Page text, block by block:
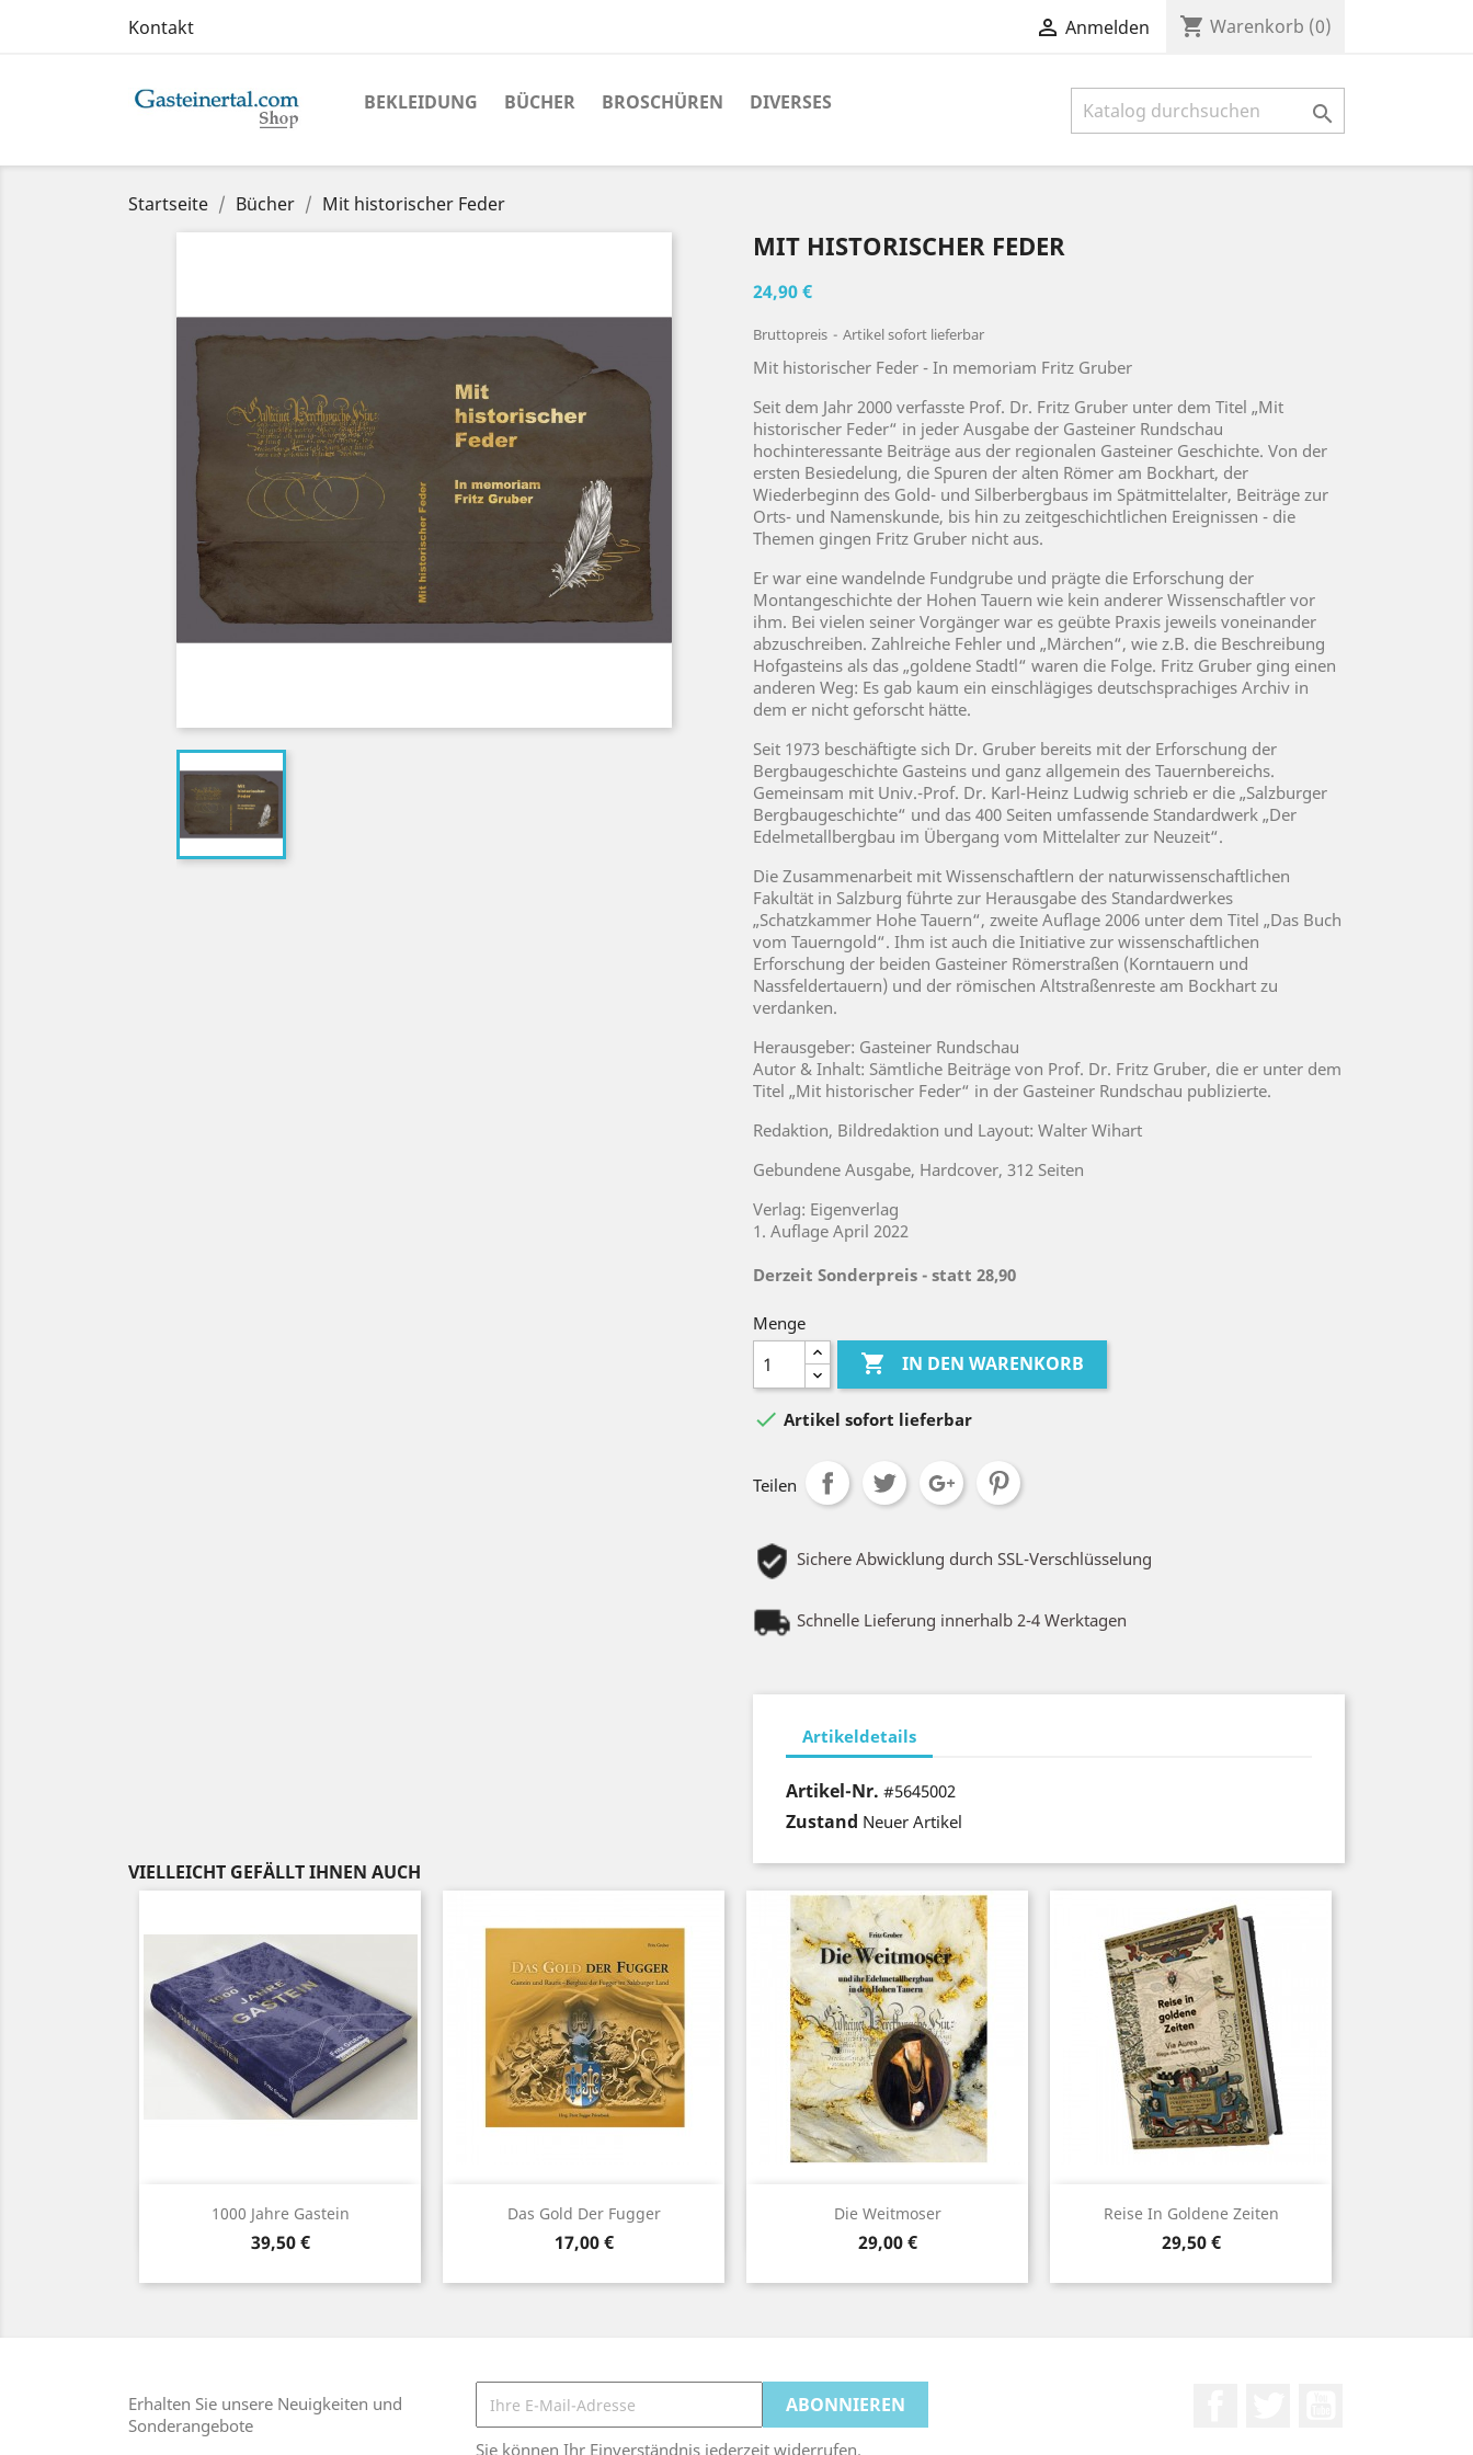
Kontakt  Anmelden shopping_cart Warenkorb (0)
BEKLEIDUNG BÜCHER BROSCHÜREN DIVERSES 
Startseite Bücher Mit historischer Feder
MIT HISTORISCHER FEDER
24,90 €
Bruttopreis Artikel sofort lieferbar
Mit historischer Feder - In memoriam Fritz Gruber
Seit dem Jahr 2000 verfasste Prof. Dr. Fritz Gruber unter dem Titel „Mit
historischer Feder“ in jeder Ausgabe der Gasteiner Rundschau
hochinteressante Beiträge aus der regionalen Gasteiner Geschichte. Von der
ersten Besiedelung, die Spuren der alten Römer am Bockhart, der
Wiederbeginn des Gold- und Silberbergbaus im Spätmittelalter, Beiträge zur
Orts- und Namenskunde, bis hin zu zeitgeschichtlichen Ereignissen - die
Themen gingen Fritz Gruber nicht aus.
Er war eine wandelnde Fundgrube und prägte die Erforschung der
Montangeschichte der Hohen Tauern wie kein anderer Wissenschaftler vor
ihm. Bei vielen seiner Vorgänger war es geübte Praxis jeweils voneinander
abzuschreiben. Zahlreiche Fehler und „Märchen“, wie z.B. die Beschreibung
Hofgasteins als das „goldene Stadtl“ waren die Folge. Fritz Gruber ging einen
anderen Weg: Es gab kaum ein einschlägiges deutschsprachiges Archiv in
dem er nicht geforscht hätte.
Seit 1973 beschäftigte sich Dr. Gruber bereits mit der Erforschung der
Bergbaugeschichte Gasteins und ganz allgemein des Tauernbereichs.
Gemeinsam mit Univ.-Prof. Dr. Karl-Heinz Ludwig schrieb er die „Salzburger
Bergbaugeschichte“ und das 400 Seiten umfassende Standardwerk „Der
Edelmetallbergbau im Übergang vom Mittelalter zur Neuzeit“.
Die Zusammenarbeit mit Wissenschaftlern der naturwissenschaftlichen
Fakultät in Salzburg führte zur Herausgabe des Standardwerkes
„Schatzkammer Hohe Tauern“, zweite Auflage 2006 unter dem Titel „Das Buch
vom Tauerngold“. Ihm ist auch die Initiative zur wissenschaftlichen
Erforschung der beiden Gasteiner Römerstraßen (Korntauern und
Nassfeldertauern) und der römischen Altstraßenreste am Bockhart zu
verdanken.
Herausgeber: Gasteiner Rundschau
Autor & Inhalt: Sämtliche Beiträge von Prof. Dr. Fritz Gruber, die er unter dem
Titel „Mit historischer Feder“ in der Gasteiner Rundschau publizierte.
Redaktion, Bildredaktion und Layout: Walter Wihart
Gebundene Ausgabe, Hardcover, 312 Seiten
Verlag: Eigenverlag
1. Auflage April 2022
Derzeit Sonderpreis - statt 28,90
Menge
 IN DEN WARENKORB
 Artikel sofort lieferbar
Teilen
Sichere Abwicklung durch SSL-Verschlüsselung
Schnelle Lieferung innerhalb 2-4 Werktagen
Artikeldetails
Artikel-Nr. #5645002
Zustand Neuer Artikel
VIELLEICHT GEFÄLLT IHNEN AUCH
1000 Jahre Gastein
Preis
39,50 €
 Vorschau Das Gold Der Fugger
Preis
17,00 €
Vorschau Die Weitmoser
Preis
29,00 €
Vorschau Reise In Goldene Zeiten
Preis
29,50 €
 Vorschau
Erhalten Sie unsere Neuigkeiten und
Sonderangebote
Sie können Ihr Einverständnis jederzeit widerrufen.